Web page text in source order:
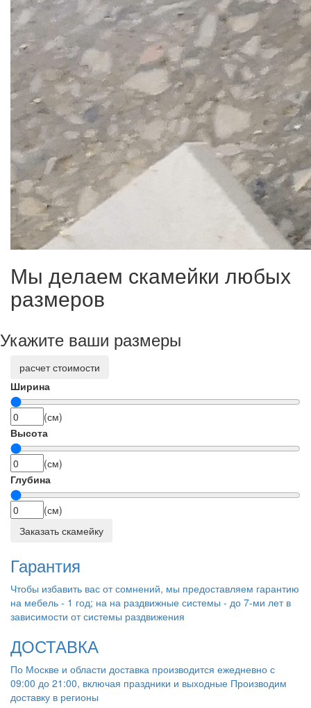
Мы делаем скамейки любых
размеров
Укажите ваши размеры
расчет стоимости
Ширина
(см)
Высота
(см)
Глубина
(см)
Заказать скамейку
Гарантия
Чтобы избавить вас от сомнений, мы предоставляем гарантию
на мебель - 1 год; на на раздвижные системы - до 7-ми лет в
зависимости от системы раздвижения
ДОСТАВКА
По Москве и области доставка производится ежедневно с
09:00 до 21:00, включая праздники и выходные Производим
доставку в регионы